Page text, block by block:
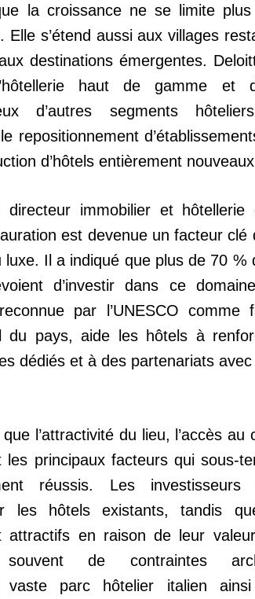
la croissance ne se limite
Elle s’étend aussi aux villages
destinations émergentes.
haut de gamme et
d’autres segments
repositionnement
d’hôtels entièrement
directeur immobilier et
est devenue un facteur clé
luxe. Il a indiqué que plus de 70 %
d’investir dans ce
par l’UNESCO comme
du pays, aide les hôtels à
dédiés et à des partenariats
l’attractivité du lieu, l’accès au
principaux facteurs qui sous-
réussis. Les investisseurs
les hôtels existants, tandis
attractifs en raison de leur
souvent de contraintes
vaste parc hôtelier italien